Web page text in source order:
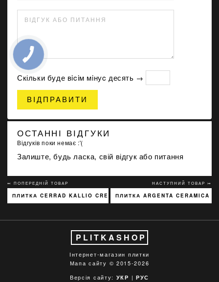
ВІДГУК АБО ПИТАННЯ
Скільки буде вiciм мiнуc десять →
ВІДПРАВИТИ
ОСТАННІ ВІДГУКИ
Відгуків поки немає :'(
Залиште, будь ласка, свій відгук або питання
↢ ПОПЕРЕДНІЙ ТОВАР
ПЛИТКА CERRAD KALLIO CREAM 3768 15X45
НАСТУПНИЙ ТОВАР ↣
ПЛИТКА ARGENTA CERAMICA
PLITKASHOP
Інтернет-магазин плитки
Мапа сайту © 2015-2026
Версія сайту: УКР | РУС